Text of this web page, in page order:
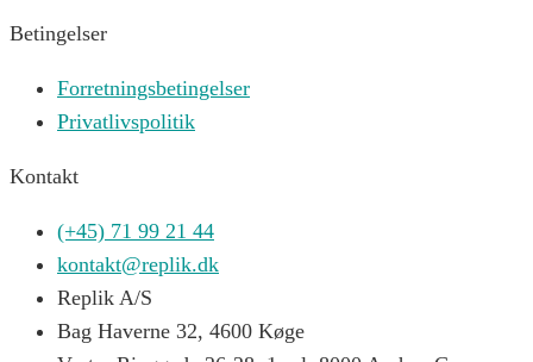
Betingelser
Forretningsbetingelser
Privatlivspolitik
Kontakt
(+45) 71 99 21 44
kontakt@replik.dk
Replik A/S
Bag Haverne 32, 4600 Køge